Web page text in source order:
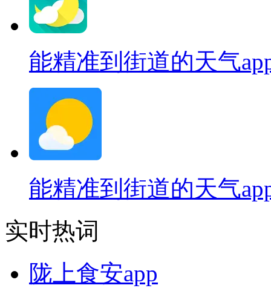
能精准到街道的天气
能精准到街道的天气
实时热词
陇上食安app